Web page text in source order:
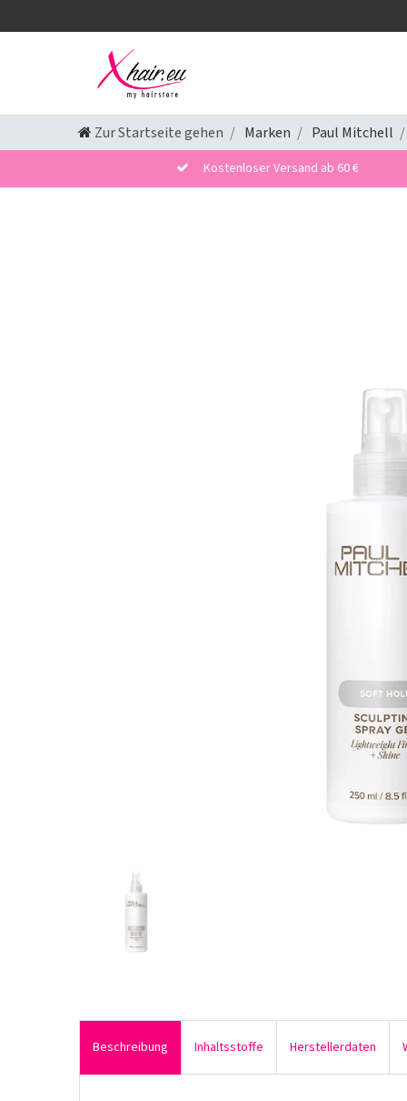
Zur Startseite gehen Marken Paul Mitchell
Kostenloser Versand ab 60 €
Beschreibung Inhaltsstoffe Herstellerdaten